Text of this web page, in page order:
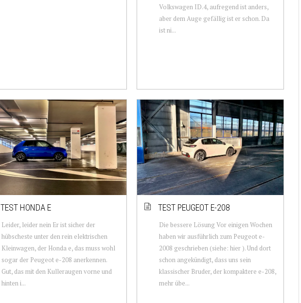
Volkswagen ID.4, aufregend ist anders,
aber dem Auge gefällig ist er schon. Da
ist ni...
TEST HONDA E
Leider, leider nein Er ist sicher der
hübscheste unter den rein elektrischen
Kleinwagen, der Honda e, das muss wohl
sogar der Peugeot e-208 anerkennen.
Gut, das mit den Kulleraugen vorne und
hinten i...
TEST PEUGEOT E-208
Die bessere Lösung Vor einigen Wochen
haben wir ausführlich zum Peugeot e-
2008 geschrieben (siehe: hier ). Und dort
schon angekündigt, dass uns sein
klassischer Bruder, der kompaktere e-208,
mehr übe...